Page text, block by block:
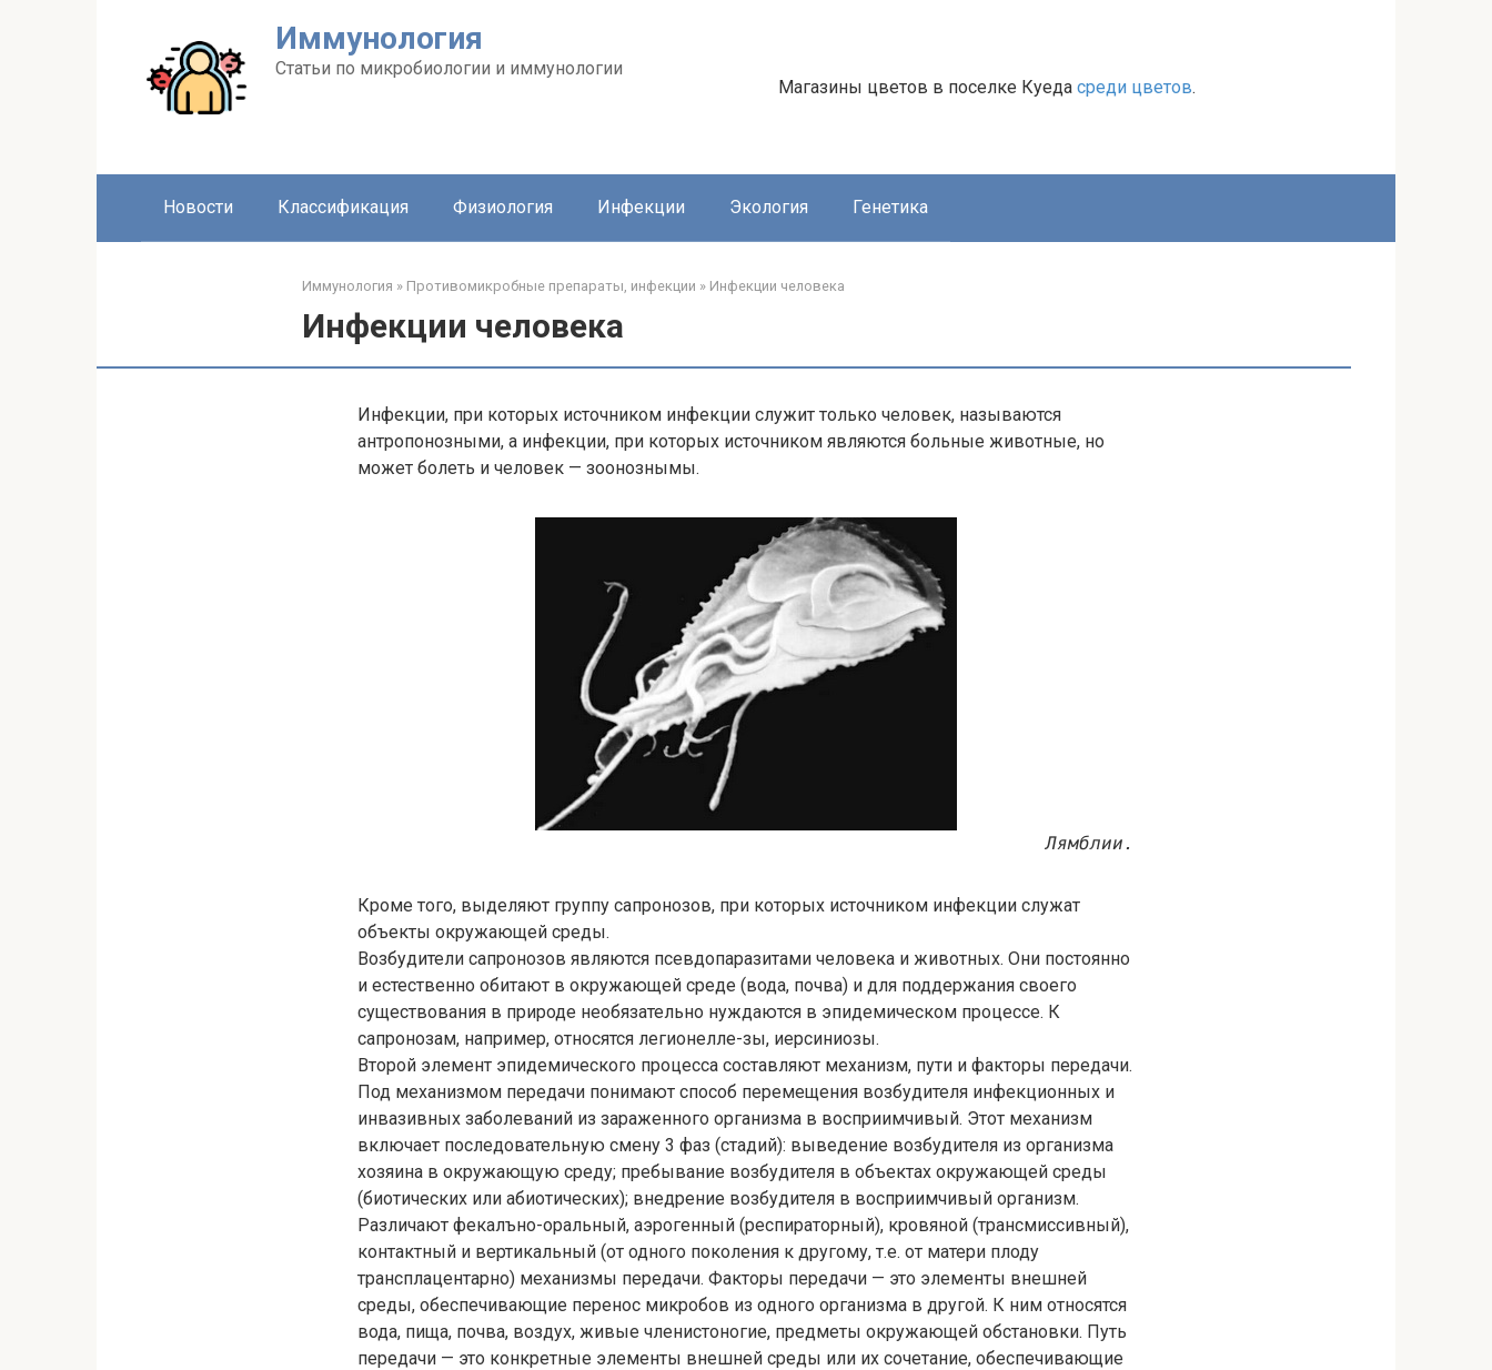
Иммунология
Статьи по микробиологии и иммунологии
Магазины цветов в поселке Куеда среди цветов.
Новости Классификация Физиология Инфекции Экология Генетика
Иммунология » Противомикробные препараты, инфекции » Инфекции человека
Инфекции человека
Инфекции, при которых источником инфекции служит только человек, называются
антропонозными, а инфекции, при которых источником являются больные животные, но
может болеть и человек — зоонознымы.
Лямблии.
Кроме того, выделяют группу сапронозов, при которых источником инфекции служат
объекты окружающей среды.
Возбудители сапронозов являются псевдопаразитами человека и животных. Они постоянно
и естественно обитают в окружающей среде (вода, почва) и для поддержания своего
существования в природе необязательно нуждаются в эпидемическом процессе. К
сапронозам, например, относятся легионелле-зы, иерсиниозы.
Второй элемент эпидемического процесса составляют механизм, пути и факторы передачи.
Под механизмом передачи понимают способ перемещения возбудителя инфекционных и
инвазивных заболеваний из зараженного организма в восприимчивый. Этот механизм
включает последовательную смену 3 фаз (стадий): выведение возбудителя из организма
хозяина в окружающую среду; пребывание возбудителя в объектах окружающей среды
(биотических или абиотических); внедрение возбудителя в восприимчивый организм.
Различают фекалъно-оральный, аэрогенный (респираторный), кровяной (трансмиссивный),
контактный и вертикальный (от одного поколения к другому, т.е. от матери плоду
трансплацентарно) механизмы передачи. Факторы передачи — это элементы внешней
среды, обеспечивающие перенос микробов из одного организма в другой. К ним относятся
вода, пища, почва, воздух, живые членистоногие, предметы окружающей обстановки. Путь
передачи — это конкретные элементы внешней среды или их сочетание, обеспечивающие